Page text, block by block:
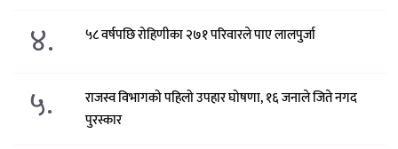
४. ५८ वर्षपछि रोहिणीका २७१ परिवारले पाए लालपुर्जा
५.
राजस्व विभागको पहिलो उपहार घोषणा, १६ जनाले जिते नगद
पुरस्कार